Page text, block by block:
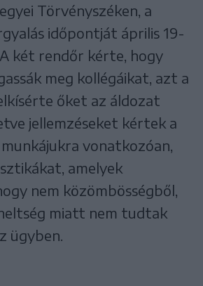
Törvényszéken, a
időpontját április 19-
két rendőr kérte, hogy
meg kollégáikat, azt a
őket az áldozat
jellemzéseket kértek a
vonatkozóan,
amelyek
nem közömbösségből,
miatt nem tudtak
ügyben.